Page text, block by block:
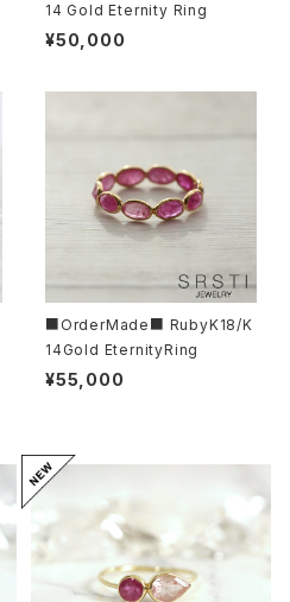
14 Gold Eternity Ring
¥50,000
■OrderMade■ RubyK18/K
14Gold EternityRing
¥55,000